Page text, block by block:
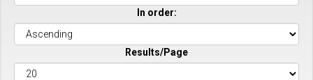
In order:
Results/Page